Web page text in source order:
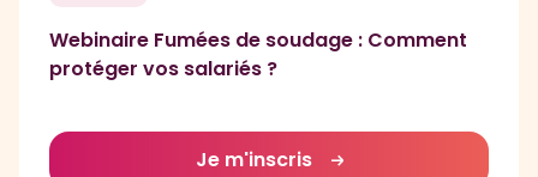
Webinaire Fumées de soudage : Comment
protéger vos salariés ?
Je m'inscris